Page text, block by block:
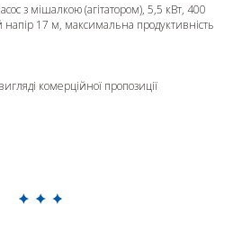
з мішалкою (агітатором), 5,5 кВт, 400
17 м, максимальна продуктивність
комерційної пропозиції